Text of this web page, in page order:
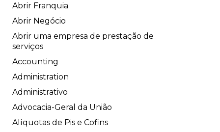
Abrir Franquia
Abrir Negócio
Abrir uma empresa de prestação de
serviços
Accounting
Administration
Administrativo
Advocacia-Geral da União
Alíquotas de Pis e Cofins